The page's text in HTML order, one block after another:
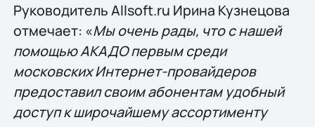
Руководитель Allsoft.ru Ирина Кузнецова
отмечает: «Мы очень рады, что с нашей
помощью АКАДО первым среди
московских Интернет-провайдеров
предоставил своим абонентам удобный
доступ к широчайшему ассортименту